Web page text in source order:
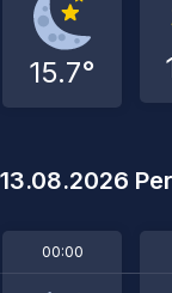
15.7°
13.08.2026
00:00